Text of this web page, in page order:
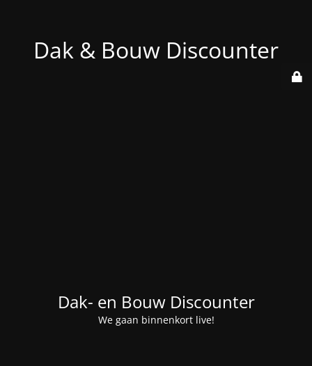
Dak & Bouw Discounter
Dak- en Bouw Discounter
We gaan binnenkort live!